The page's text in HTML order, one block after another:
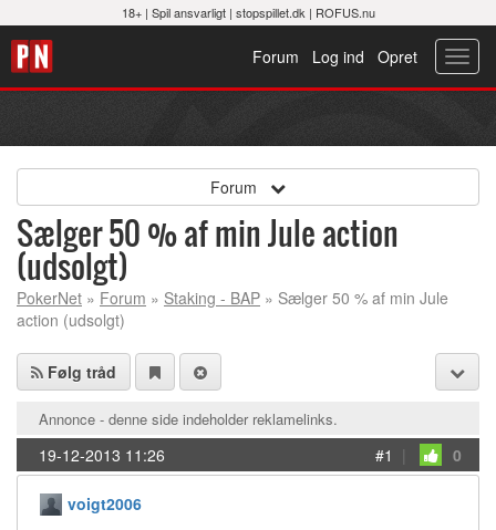
18+ | Spil ansvarligt| stopspillet.dk | ROFUS.nu
Opret
Log ind
Forum
Forum
Sælger 50 % af min Jule action
(udsolgt)
PokerNet » Forum » Staking - BAP » Sælger 50 % af min Jule
action (udsolgt)
Følg tråd
Annonce - denne side indeholder reklamelinks.
19-12-2013 11:26 #1 | 0
voigt2006